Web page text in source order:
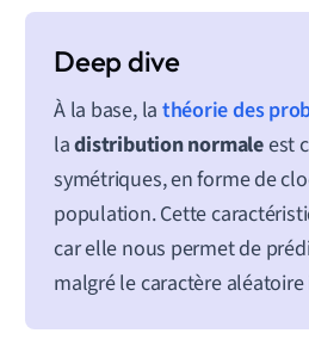
À la base, la théorie des
ladistribution normaleest
symétriques, en forme de
population. Cette
car elle nous permet de
malgré le caractère